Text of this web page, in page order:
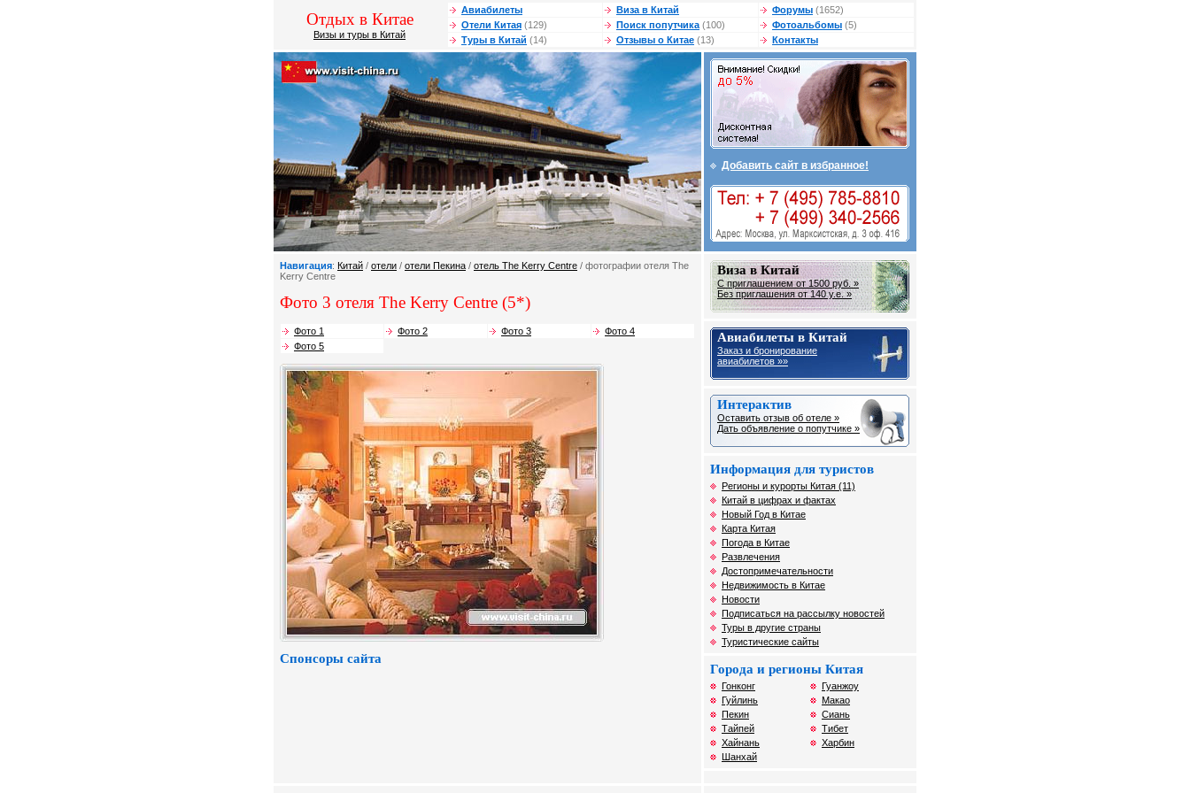
Отдых в Китае
Визы и туры в Китай
Авиабилеты Виза в Китай Форумы (1652)
Отели Китая (129) Поиск попутчика (100) Фотоальбомы (5)
Туры в Китай (14) Отзывы о Китае (13) Контакты
Добавить сайт в избранное!
Навигация: Китай / отели / отели Пекина / отель The Kerry Centre / фотографии отеля The
Kerry Centre
Фото 3 отеля The Kerry Centre (5*)
Фото 1 Фото 2 Фото 3
Фото 4
Фото 5
Спонсоры сайта
Виза в Китай
С приглашением от 1500 руб. »
Без приглашения от 140 у.е. »
Авиабилеты в Китай
Заказ и бронирование
авиабилетов »»
Интерактив
Оставить отзыв об отеле »
Дать объявление о попутчике »
Информация для туристов
Регионы и курорты Китая (11)
Китай в цифрах и фактах
Новый Год в Китае
Карта Китая
Погода в Китае
Развлечения
Достопримечательности
Недвижимость в Китае
Новости
Подписаться на рассылку новостей
Туры в другие страны
Туристические сайты
Города и регионы Китая
Гонконг
Гуйлинь
Пекин
Тайпей
Хайнань
Шанхай
Гуанжоу
Макао
Сиань
Тибет
Харбин